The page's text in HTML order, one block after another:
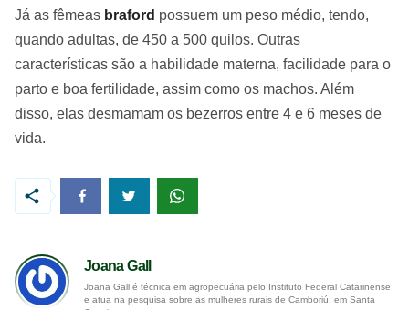
Já as fêmeas braford possuem um peso médio, tendo,
quando adultas, de 450 a 500 quilos. Outras
características são a habilidade materna, facilidade para o
parto e boa fertilidade, assim como os machos. Além
disso, elas desmamam os bezerros entre 4 e 6 meses de
vida.
Joana Gall
Joana Gall é técnica em agropecuária pelo Instituto Federal Catarinense
e atua na pesquisa sobre as mulheres rurais de Camboriú, em Santa